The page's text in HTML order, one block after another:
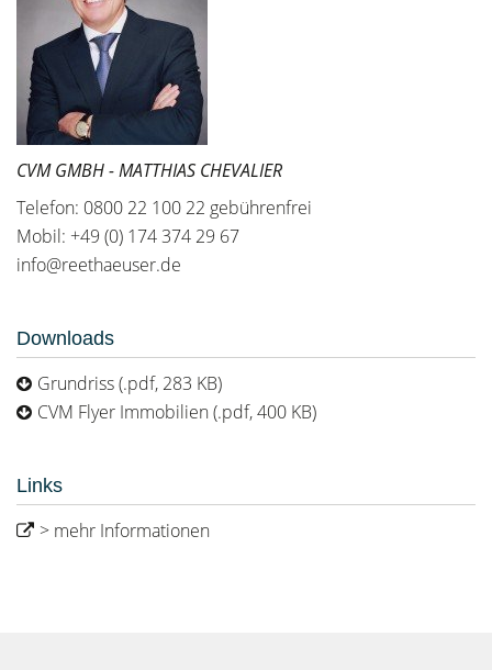
CVM GMBH - MATTHIAS CHEVALIER
Telefon: 0800 22 100 22 gebührenfrei
Mobil: +49 (0) 174 374 29 67
info@reethaeuser.de
Downloads
Grundriss (.pdf, 283 KB)
CVM Flyer Immobilien (.pdf, 400 KB)
Links
> mehr Informationen